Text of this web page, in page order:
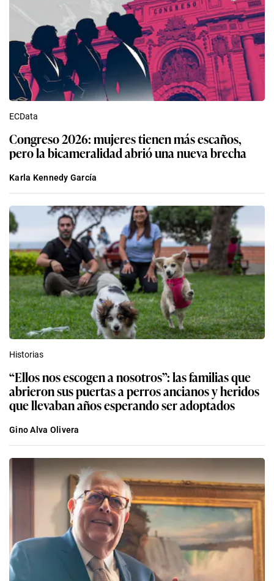
ECData
Congreso 2026: mujeres tienen más escaños,
pero la bicameralidad abrió una nueva brecha
Karla Kennedy García
Historias
“Ellos nos escogen a nosotros”: las familias que
abrieron sus puertas a perros ancianos y heridos
que llevaban años esperando ser adoptados
Gino Alva Olivera